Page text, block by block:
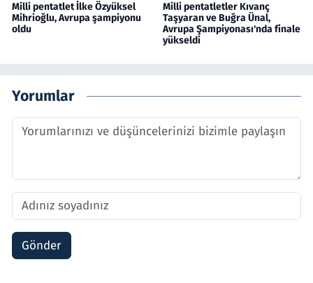
Milli pentatlet İlke Özyüksel
Mihrioğlu, Avrupa şampiyonu
oldu
Milli pentatletler Kıvanç
Taşyaran ve Buğra Ünal,
Avrupa Şampiyonası'nda finale
yükseldi
Yorumlar
Gönder